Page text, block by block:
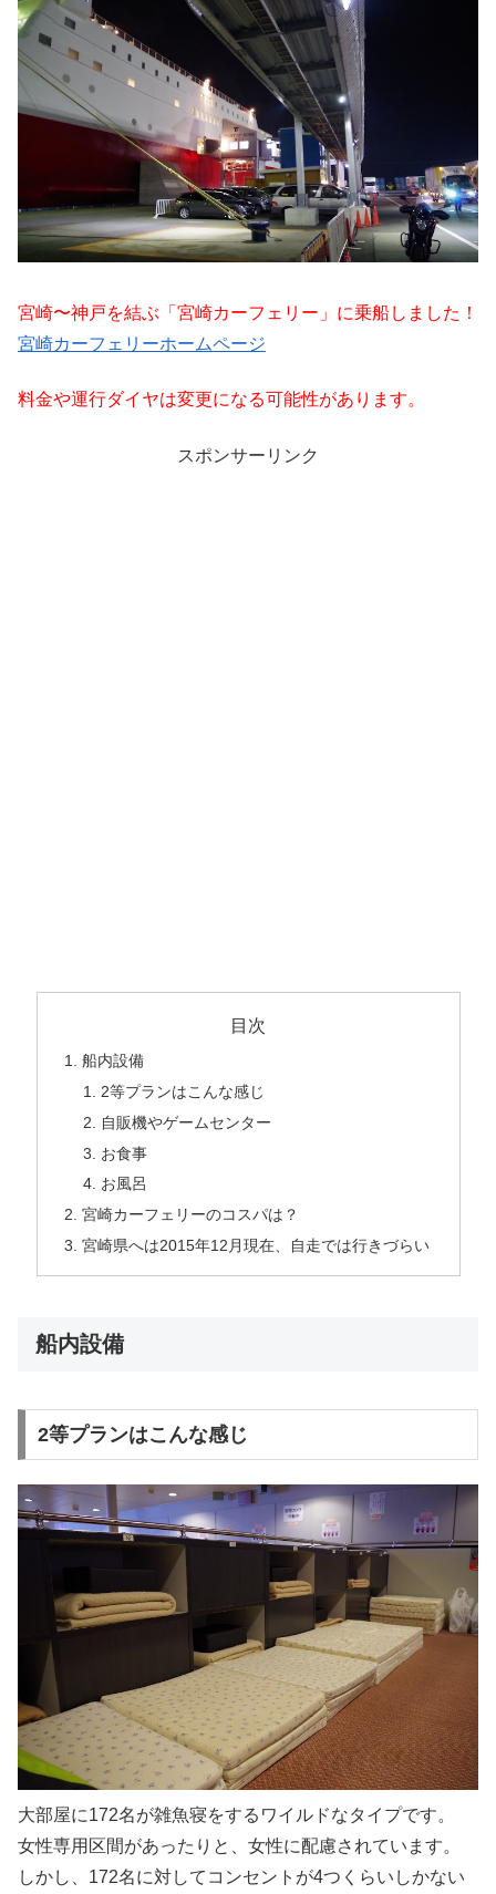
宮崎〜神戸を結ぶ「宮崎カーフェリー」に乗船しました！
宮崎カーフェリーホームページ
料金や運行ダイヤは変更になる可能性があります。
スポンサーリンク
目次
船内設備
2等プランはこんな感じ
自販機やゲームセンター
お食事
お風呂
宮崎カーフェリーのコスパは？
宮崎県へは2015年12月現在、自走では行きづらい
船内設備
2等プランはこんな感じ
大部屋に172名が雑魚寝をするワイルドなタイプです。
女性専用区間があったりと、女性に配慮されています。
しかし、172名に対してコンセントが4つくらいしかない